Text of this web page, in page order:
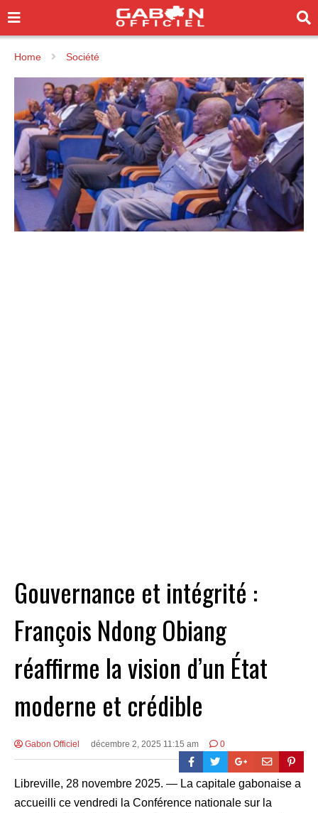
Home Société
Gouvernance et intégrité :
François Ndong Obiang
réaffirme la vision d’un État
moderne et crédible
Gabon Officiel décembre 2, 2025 11:15 am 0
Libreville, 28 novembre 2025. — La capitale gabonaise a
accueilli ce vendredi la Conférence nationale sur la